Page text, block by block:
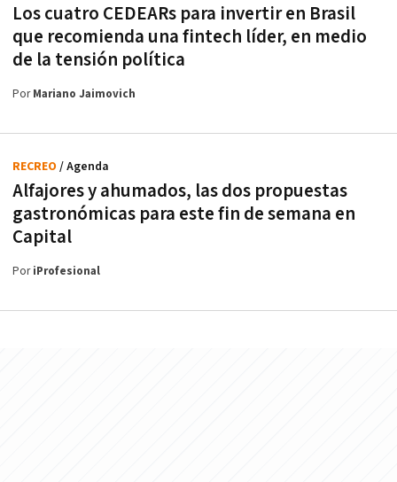
Los cuatro CEDEARs para invertir en Brasil
que recomienda una fintech líder, en medio
de la tensión política
PorMariano Jaimovich
Alfajores y ahumados, las dos propuestas
gastronómicas para este fin de semana en
Capital
RECREO / Agenda
PoriProfesional